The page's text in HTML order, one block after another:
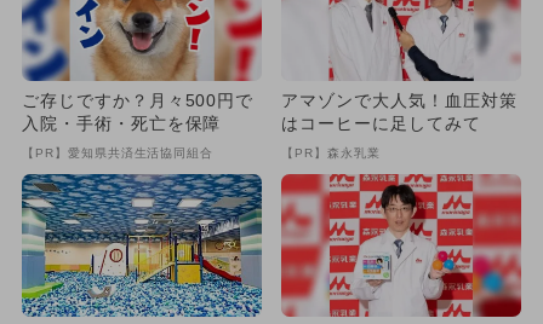
ご存じですか？月々500円で
入院・手術・死亡を保障
【PR】愛知県共済生活協同組合
アマゾンで大人気！血圧対策
はコーヒーに足してみて
【PR】森永乳業